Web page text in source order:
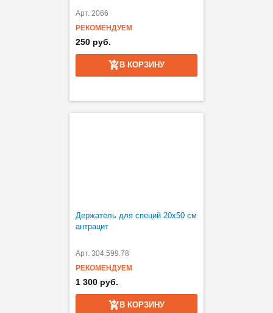
Арт. 2066
РЕКОМЕНДУЕМ
250 руб.
В КОРЗИНУ
Держатель для специй 20х50 см
антрацит
Арт. 304.599.78
РЕКОМЕНДУЕМ
1 300 руб.
В КОРЗИНУ